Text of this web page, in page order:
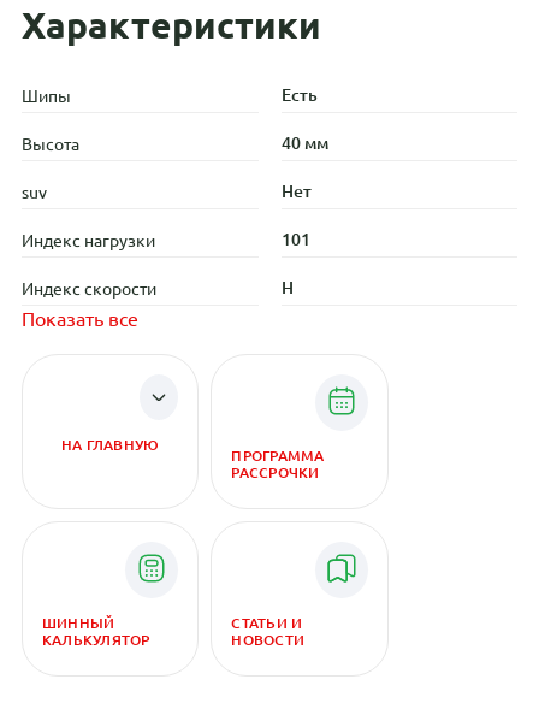
Характеристики
Шипы Есть
Высота 40 мм
suv Нет
Индекс нагрузки 101
Индекс скорости H
Показать все
НА ГЛАВНУЮ
ПРОГРАММА
РАССРОЧКИ
ШИННЫЙ
КАЛЬКУЛЯТОР
СТАТЬИ И
НОВОСТИ